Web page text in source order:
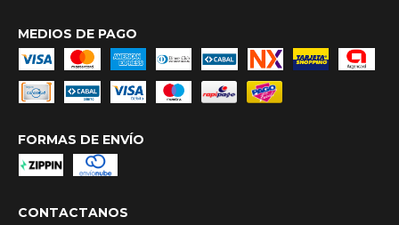
MEDIOS DE PAGO
FORMAS DE ENVÍO
CONTACTANOS